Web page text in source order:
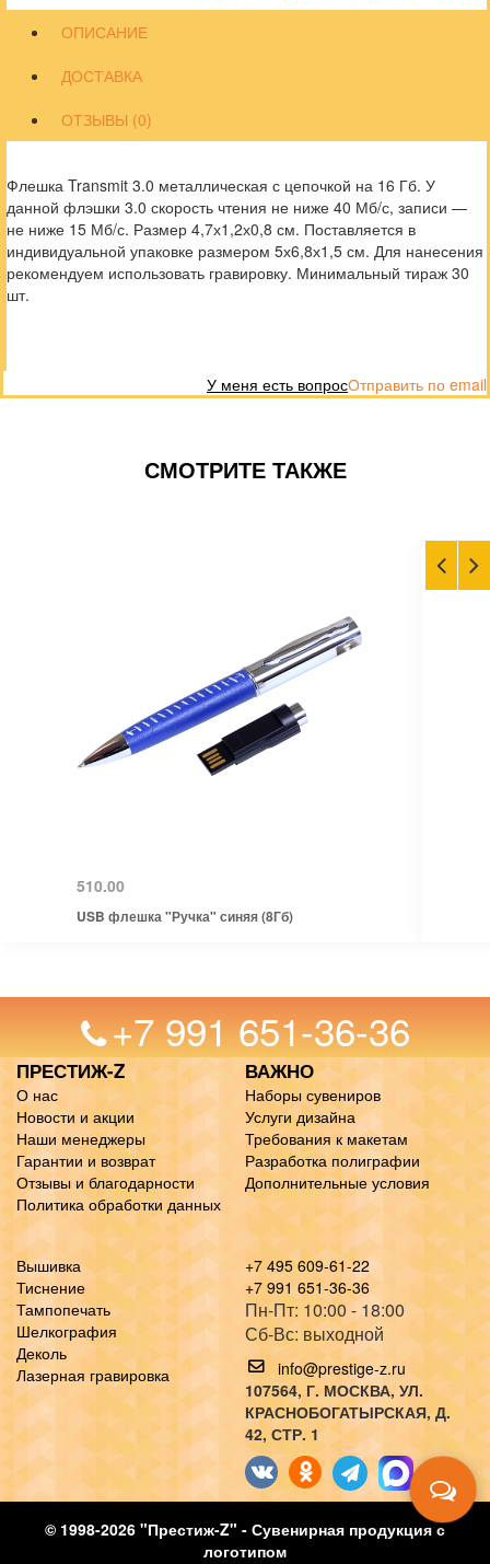
ОПИСАНИЕ
ДОСТАВКА
ОТЗЫВЫ (0)
Флешка Transmit 3.0 металлическая с цепочкой на 16 Гб. У
данной флэшки 3.0 скорость чтения не ниже 40 Мб/с, записи —
не ниже 15 Мб/с. Размер 4,7х1,2х0,8 см. Поставляется в
индивидуальной упаковке размером 5х6,8х1,5 см. Для нанесения
рекомендуем использовать гравировку. Минимальный тираж 30
шт.
Отправить по email
У меня есть вопрос
СМОТРИТЕ ТАКЖЕ
510.00
USB флешка "Ручка" синяя (8Гб)
+7 991 651-36-36
ПРЕСТИЖ-Z
О нас
Новости и акции
Наши менеджеры
Гарантии и возврат
Отзывы и благодарности
Политика обработки данных
ВАЖНО
Наборы сувениров
Услуги дизайна
Требования к макетам
Разработка полиграфии
Дополнительные условия
Вышивка
Тиснение
Тампопечать
Шелкография
Деколь
Лазерная гравировка
+7 495 609-61-22
+7 991 651-36-36
Пн-Пт: 10:00 - 18:00
Сб-Вс: выходной
info@prestige-z.ru
107564, Г. МОСКВА, УЛ.
КРАСНОБОГАТЫРСКАЯ, Д.
42, СТР. 1
© 1998-2026 "Престиж-Z" - Сувенирная продукция с
логотипом